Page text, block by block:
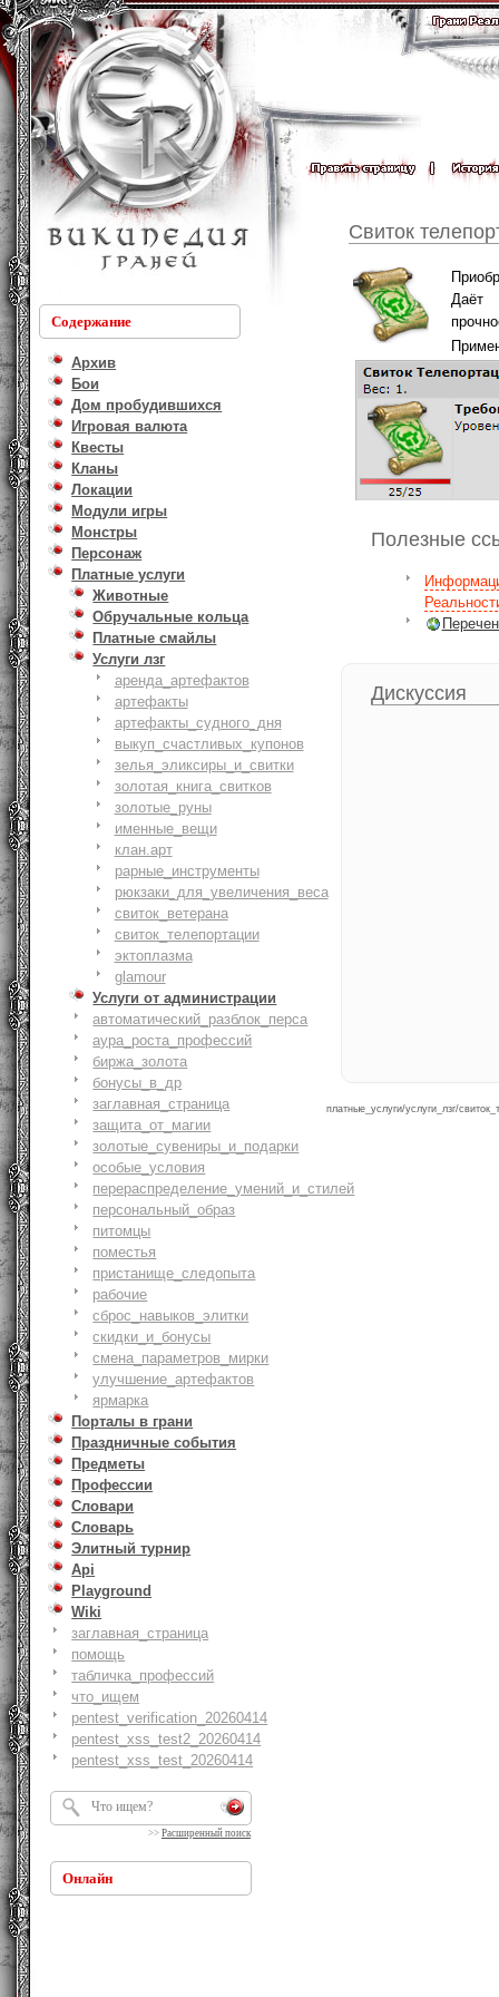
Содержание
Архив
Бои
Дом пробудившихся
Игровая валюта
Квесты
Кланы
Локации
Модули игры
Монстры
Персонаж
Платные услуги
Животные
Обручальные кольца
Платные смайлы
Услуги лзг
аренда_артефактов
артефакты
артефакты_судного_дня
выкуп_счастливых_купонов
зелья_эликсиры_и_свитки
золотая_книга_свитков
золотые_руны
именные_вещи
клан.арт
рарные_инструменты
рюкзаки_для_увеличения_веса
свиток_ветерана
свиток_телепортации
эктоплазма
glamour
Услуги от администрации
автоматический_разблок_перса
аура_роста_профессий
биржа_золота
бонусы_в_др
заглавная_страница
защита_от_магии
золотые_сувениры_и_подарки
особые_условия
перераспределение_умений_и_стилей
персональный_образ
питомцы
поместья
пристанище_следопыта
рабочие
сброс_навыков_элитки
скидки_и_бонусы
смена_параметров_мирки
улучшение_артефактов
ярмарка
Порталы в грани
Праздничные события
Предметы
Профессии
Словари
Словарь
Элитный турнир
Api
Playground
Wiki
заглавная_страница
помощь
табличка_профессий
что_ищем
pentest_verification_20260414
pentest_xss_test2_20260414
pentest_xss_test_20260414
>> Расширенный поиск
Онлайн
Свиток
Даёт
Полезные
Дискуссия
платные_услуги/услуги_лзг/